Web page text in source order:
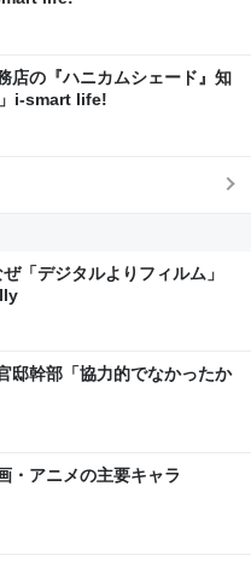
店の『ハニカムシェード』知
i-smart life!
「デジタルよりフィルム」
幹部「協力的でなかったか
・アニメの主要キャラ